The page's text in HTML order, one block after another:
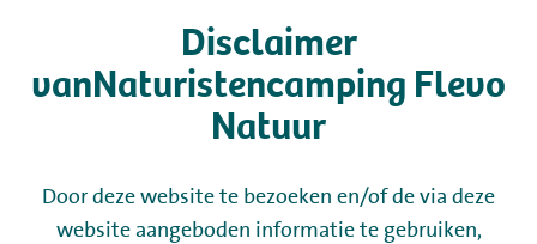
Wellness
Disclaimer
vanNaturistencamping Flevo
Natuur
Door deze website te bezoeken en/of de via deze
website aangeboden informatie te gebruiken,